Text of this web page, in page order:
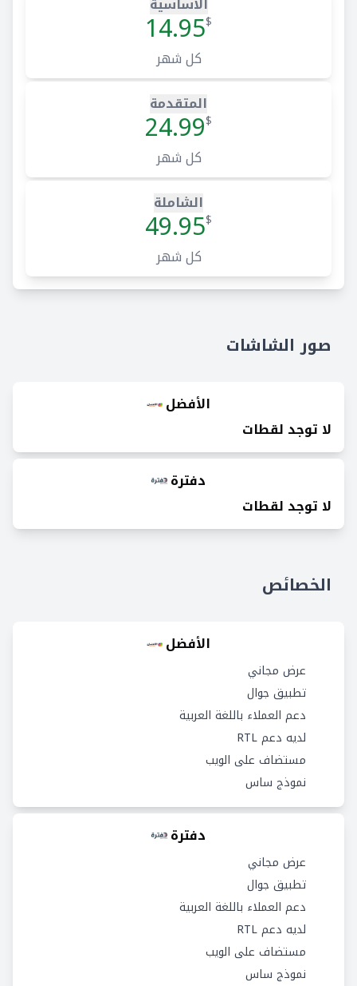
$
14.95
كل شهر
المتقدمة
$
24.99
كل شهر
الشاملة
$
49.95
كل شهر
صور الشاشات
الأفضل
لا توجد لقطات
دفترة
لا توجد لقطات
الخصائص
الأفضل
عرض مجاني
تطبيق جوال
دعم العملاء باللغة العربية
لديه دعم RTL
مستضاف على الويب
نموذج ساس
دفترة
عرض مجاني
تطبيق جوال
دعم العملاء باللغة العربية
لديه دعم RTL
مستضاف على الويب
نموذج ساس